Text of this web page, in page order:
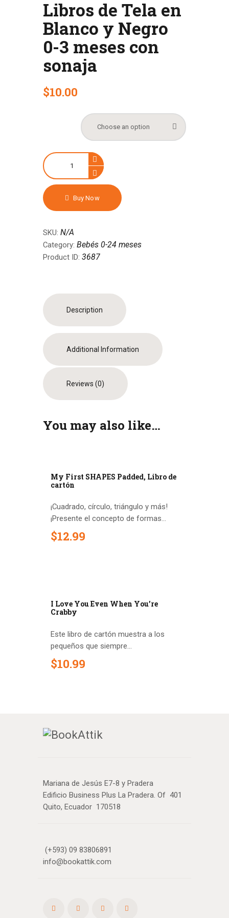
Libros de Tela en
Blanco y Negro
0-3 meses con
sonaja
$10.00
Libros
de
Tela
en
Blanco
Negro
0-
3
quantity
Buy Now
SKU: N/A
Category: Bebés 0-24 meses
Product ID: 3687
Description
Additional Information
Reviews (0)
You may also like…
My First SHAPES Padded, Libro de
cartón
¡Cuadrado, círculo, triángulo y más!
¡Presente el concepto de formas...
$12.99
I Love You Even When You’re
Crabby
Este libro de cartón muestra a los
pequeños que siempre...
$10.99
Mariana de Jesús E7-8 y Pradera
Edificio Business Plus La Pradera. Of 401
Quito, Ecuador 170518
(+593) 09 83806891
info@bookattik.com